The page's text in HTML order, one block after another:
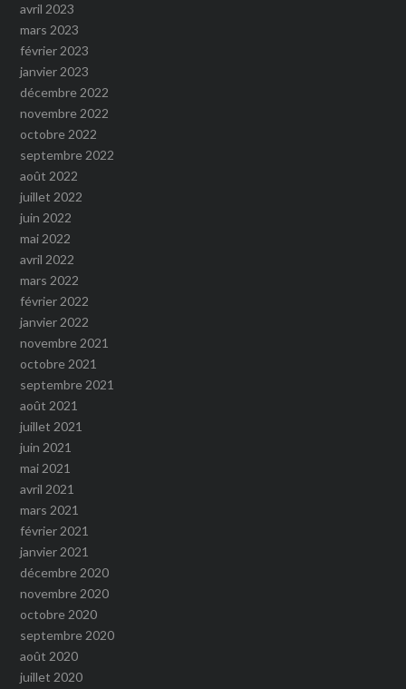
avril 2023
mars 2023
février 2023
janvier 2023
décembre 2022
novembre 2022
octobre 2022
septembre 2022
août 2022
juillet 2022
juin 2022
mai 2022
avril 2022
mars 2022
février 2022
janvier 2022
novembre 2021
octobre 2021
septembre 2021
août 2021
juillet 2021
juin 2021
mai 2021
avril 2021
mars 2021
février 2021
janvier 2021
décembre 2020
novembre 2020
octobre 2020
septembre 2020
août 2020
juillet 2020